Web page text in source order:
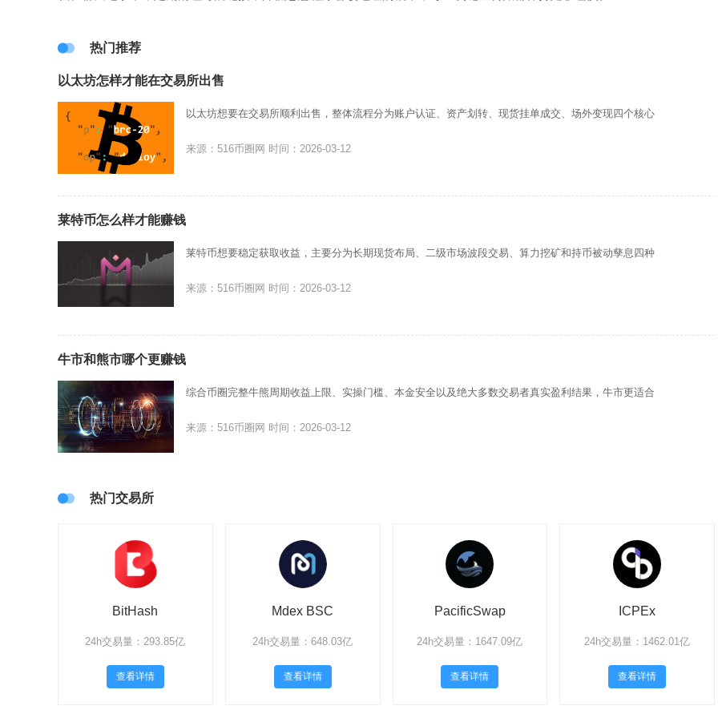
热门推荐
以太坊怎样才能在交易所出售
以太坊想要在交易所顺利出售，整体流程分为账户认证、资产划转、现货挂单成交、场外变现四个核心
来源：516币圈网 时间：2026-03-12
莱特币怎么样才能赚钱
莱特币想要稳定获取收益，主要分为长期现货布局、二级市场波段交易、算力挖矿和持币被动孳息四种
来源：516币圈网 时间：2026-03-12
牛市和熊市哪个更赚钱
综合币圈完整牛熊周期收益上限、实操门槛、本金安全以及绝大多数交易者真实盈利结果，牛市更适合
来源：516币圈网 时间：2026-03-12
热门交易所
BitHash
24h交易量：293.85亿
查看详情
Mdex BSC
24h交易量：648.03亿
查看详情
PacificSwap
24h交易量：1647.09亿
查看详情
ICPEx
24h交易量：1462.01亿
查看详情